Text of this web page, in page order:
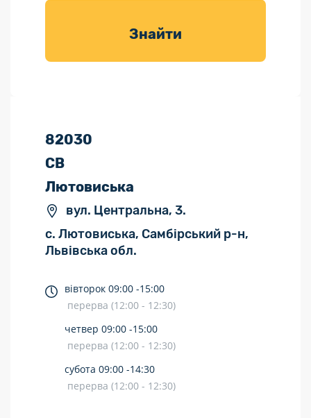
товарів для
Знайти
82030
СВ
Лютовиська
вул. Центральна, 3.
с. Лютовиська, Самбірський р-н,
Львівська обл.
вівторок 09:00 -15:00
перерва (12:00 - 12:30)
четвер 09:00 -15:00
перерва (12:00 - 12:30)
субота 09:00 -14:30
перерва (12:00 - 12:30)